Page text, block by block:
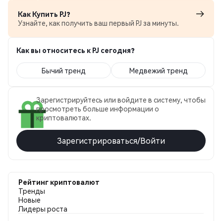
Как Купить PJ?
Узнайте, как получить ваш первый PJ за минуты.
Как вы относитесь к PJ сегодня?
Бычий тренд Медвежий тренд
Зарегистрируйтесь или войдите в систему, чтобы
просмотреть больше информации о
криптовалютах.
Зарегистрироваться/Войти
Рейтинг криптовалют
Тренды
Новые
Лидеры роста